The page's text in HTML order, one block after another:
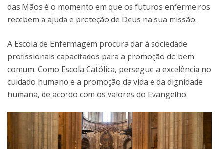
das Mãos é o momento em que os futuros enfermeiros
recebem a ajuda e proteção de Deus na sua missão.
A Escola de Enfermagem procura dar à sociedade
profissionais capacitados para a promoção do bem
comum. Como Escola Católica, persegue a excelência no
cuidado humano e a promoção da vida e da dignidade
humana, de acordo com os valores do Evangelho.